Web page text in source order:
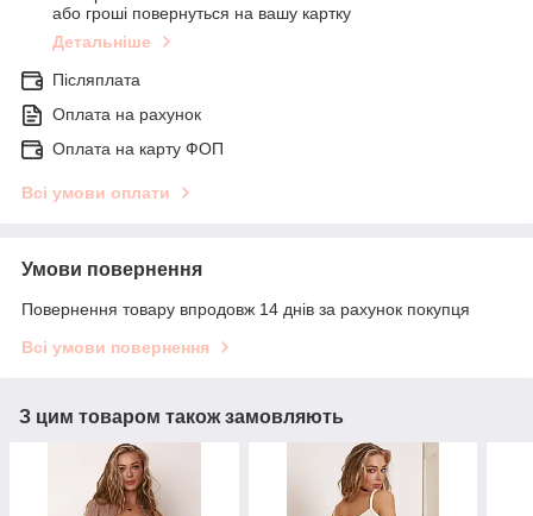
або гроші повернуться на вашу картку
Детальніше
Післяплата
Оплата на рахунок
Оплата на карту ФОП
Всі умови оплати
Умови повернення
Повернення товару впродовж 14 днів за рахунок покупця
Всі умови повернення
З цим товаром також замовляють